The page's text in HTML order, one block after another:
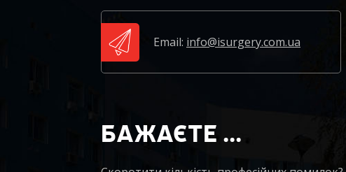
Email: info@isurgery.com.ua
БАЖАЄТЕ ...